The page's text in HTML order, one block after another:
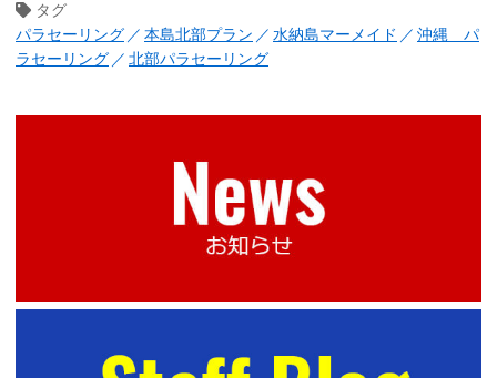
タグ
パラセーリング
本島北部プラン 水納島マーメイド
沖縄 パ
ラセーリング
北部パラセーリング